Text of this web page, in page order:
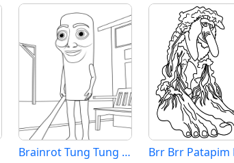
Brainrot Tung Tung Tung Sahur